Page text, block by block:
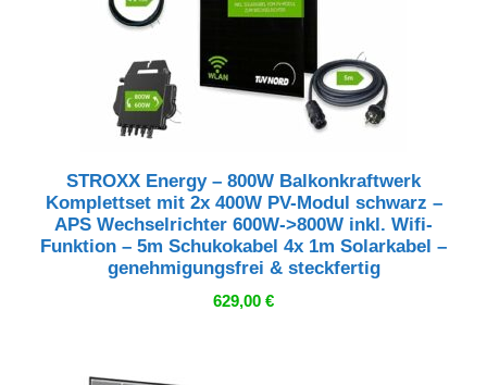
STROXX Energy – 800W Balkonkraftwerk
Komplettset mit 2x 400W PV-Modul schwarz –
APS Wechselrichter 600W->800W inkl. Wifi-
Funktion – 5m Schukokabel 4x 1m Solarkabel –
genehmigungsfrei & steckfertig
629,00 €